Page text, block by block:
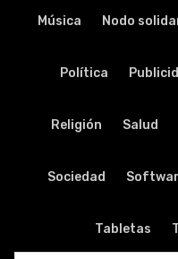
Música Nodo
Política
Religión Salud
Sociedad
Tabletas